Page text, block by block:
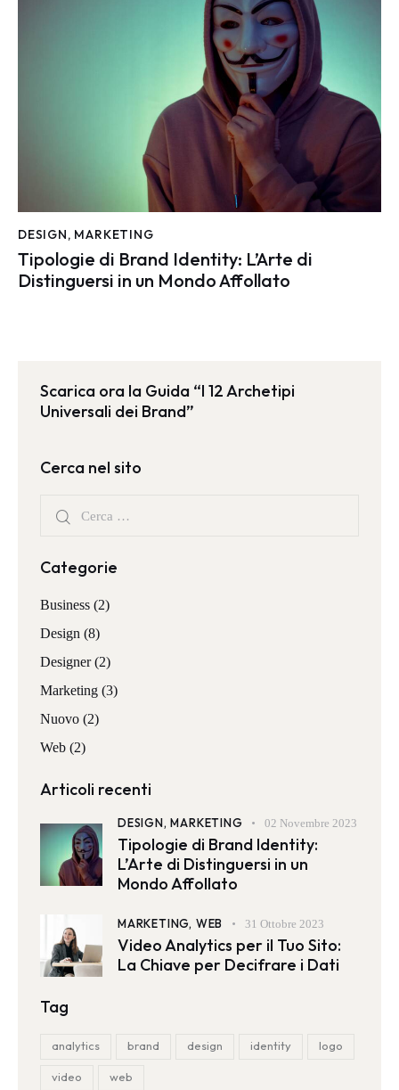
DESIGN, MARKETING
Tipologie di Brand Identity: L’Arte di
Distinguersi in un Mondo Affollato
Scarica ora la Guida “I 12 Archetipi
Universali dei Brand”
Cerca nel sito
Categorie
Business (2)
Design (8)
Designer(2)
Marketing (3)
Nuovo (2)
Web (2)
Articoli recenti
DESIGN,MARKETING 02 Novembre 2023
Tipologie di Brand Identity:
L’Arte di Distinguersi in un
Mondo Affollato
MARKETING, WEB 31 Ottobre 2023
Video Analytics per il Tuo Sito:
La Chiave per Decifrare i Dati
Tag
analytics brand design identity logo
video web